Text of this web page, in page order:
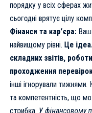
порядку у всіх сферах
сьогодні врятує цілу
Фінанси та кар’єра:
найвищому рівні. Це
складних звітів,
проходження
інші ігнорували тижнями.
та компетентність, що
стрибка. У фінансовому